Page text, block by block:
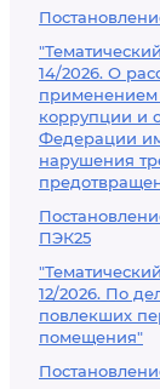
14/2026. О
применением
коррупции и
Федерации
нарушения
ПЭК25
12/2026. По
повлекших
помещения"